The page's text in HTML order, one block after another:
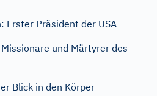
Erster Präsident der USA
und Märtyrer des
Blick in den Körper